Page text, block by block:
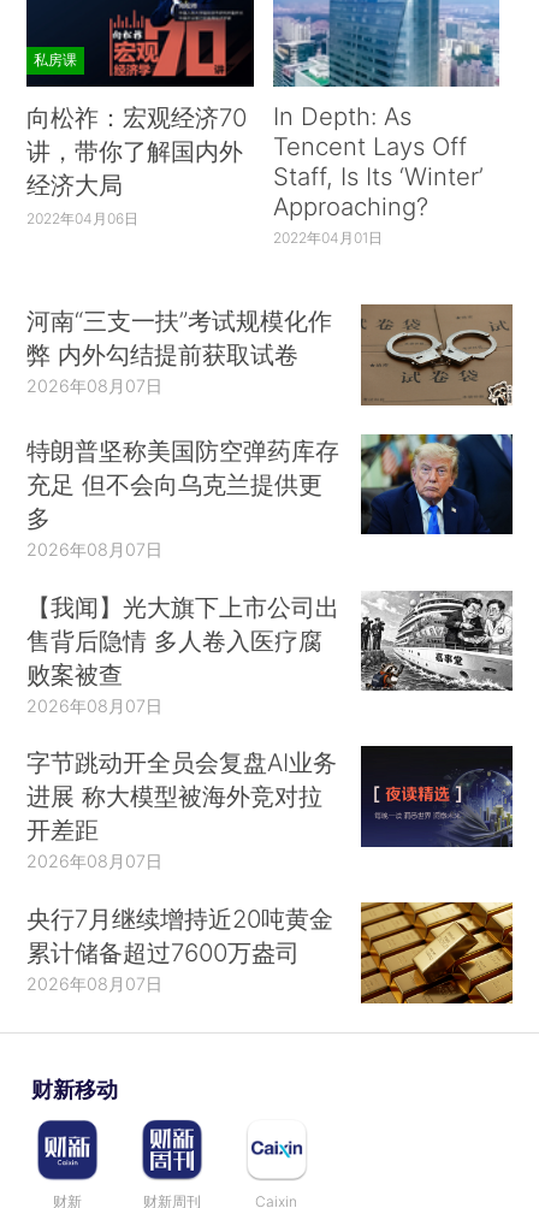
私房课
向松祚：宏观经济70
讲，带你了解国内外
经济大局
2022年04月06日
In Depth: As
Tencent Lays Off
Staff, Is Its ‘Winter’
Approaching?
2022年04月01日
河南“三支一扶”考试规模化作
弊 内外勾结提前获取试卷
2026年08月07日
特朗普坚称美国防空弹药库存
充足 但不会向乌克兰提供更
多
2026年08月07日
【我闻】光大旗下上市公司出
售背后隐情 多人卷入医疗腐
败案被查
2026年08月07日
字节跳动开全员会复盘AI业务
进展 称大模型被海外竞对拉
开差距
2026年08月07日
央行7月继续增持近20吨黄金
累计储备超过7600万盎司
2026年08月07日
财新移动
财新 财新周刊 Caixin